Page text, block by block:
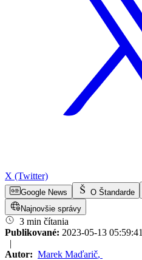
X (Twitter)
Google News O Štandarde
Najnovšie správy
3 min čítania
Publikované: 2023-05-13 05:59:41
|
Autor: Marek Maďarič,